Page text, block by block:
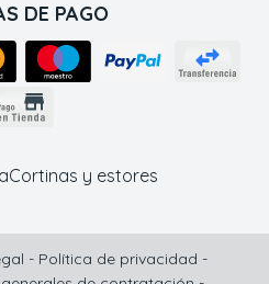
DE PAGO
Cortinas y estores
- Política de privacidad -